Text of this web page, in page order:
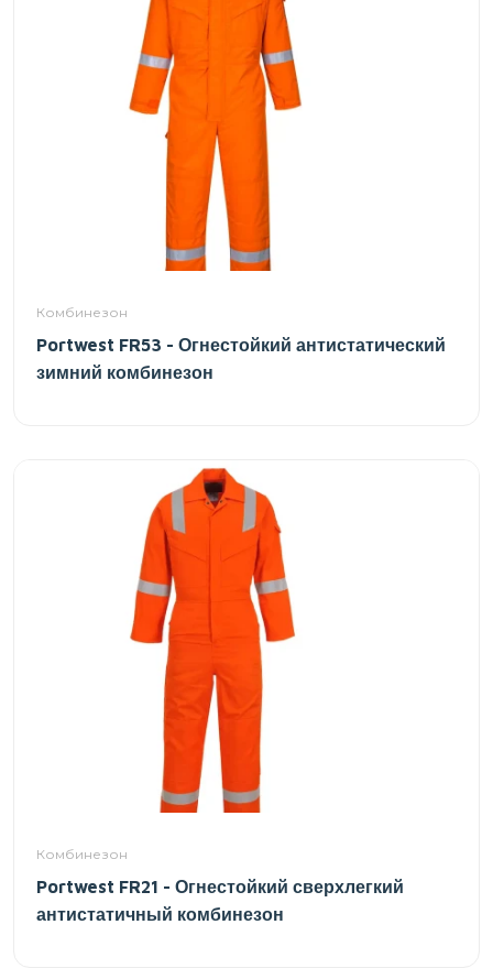
Комбинезон
Portwest FR53 - Огнестойкий антистатический
зимний комбинезон
Комбинезон
Portwest FR21 - Огнестойкий сверхлегкий
антистатичный комбинезон